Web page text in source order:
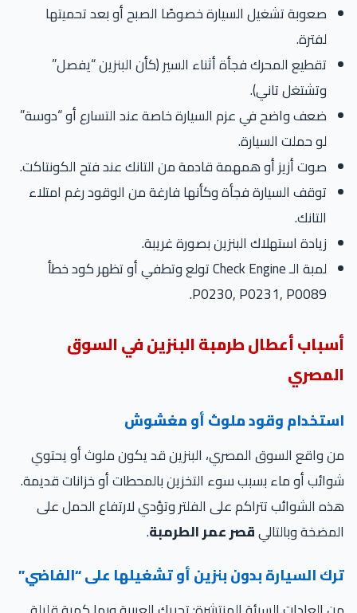
صعوبة تشغيل السيارة خصوصًا الصبح أو بعد تحميتها
لفترة.
تقطيع المحرك فجأة أثناء السير (كأن البنزين “يفصل”
وتشتغل تاني).
ضعف واضح في عزم السيارة خاصة عند التسارع أو “دوسة”
لو حملت السيارة.
صوت أزيز أو همهمة قادمة من التانك عند فتح الكونتاكت.
توقف السيارة فجأة وكأنها فارغة من الوقود رغم امتلاء
التانك.
زيادة استهلاك البنزين بصورة غريبة.
لمبة الـ Check Engine تولع وتطفي أو تظهر كود خطأ
P0230, P0231, P0089.
أعطال طرمبة البنزين في السوق
وقود ملوث أو مغشوش
واقع السوق المصري، البنزين قد يكون ملوث أو يحتوي
أو ماء بسبب سوء التخزين بالمحطات أو خزانات قديمة.
الشوائب تتراكم على الفلتر وتؤدي لارتفاع الحمل على
وبالتاليقصر عمر الطرمبة.
السيارة بدون بنزين أو تشغيلها على “الفاضي”